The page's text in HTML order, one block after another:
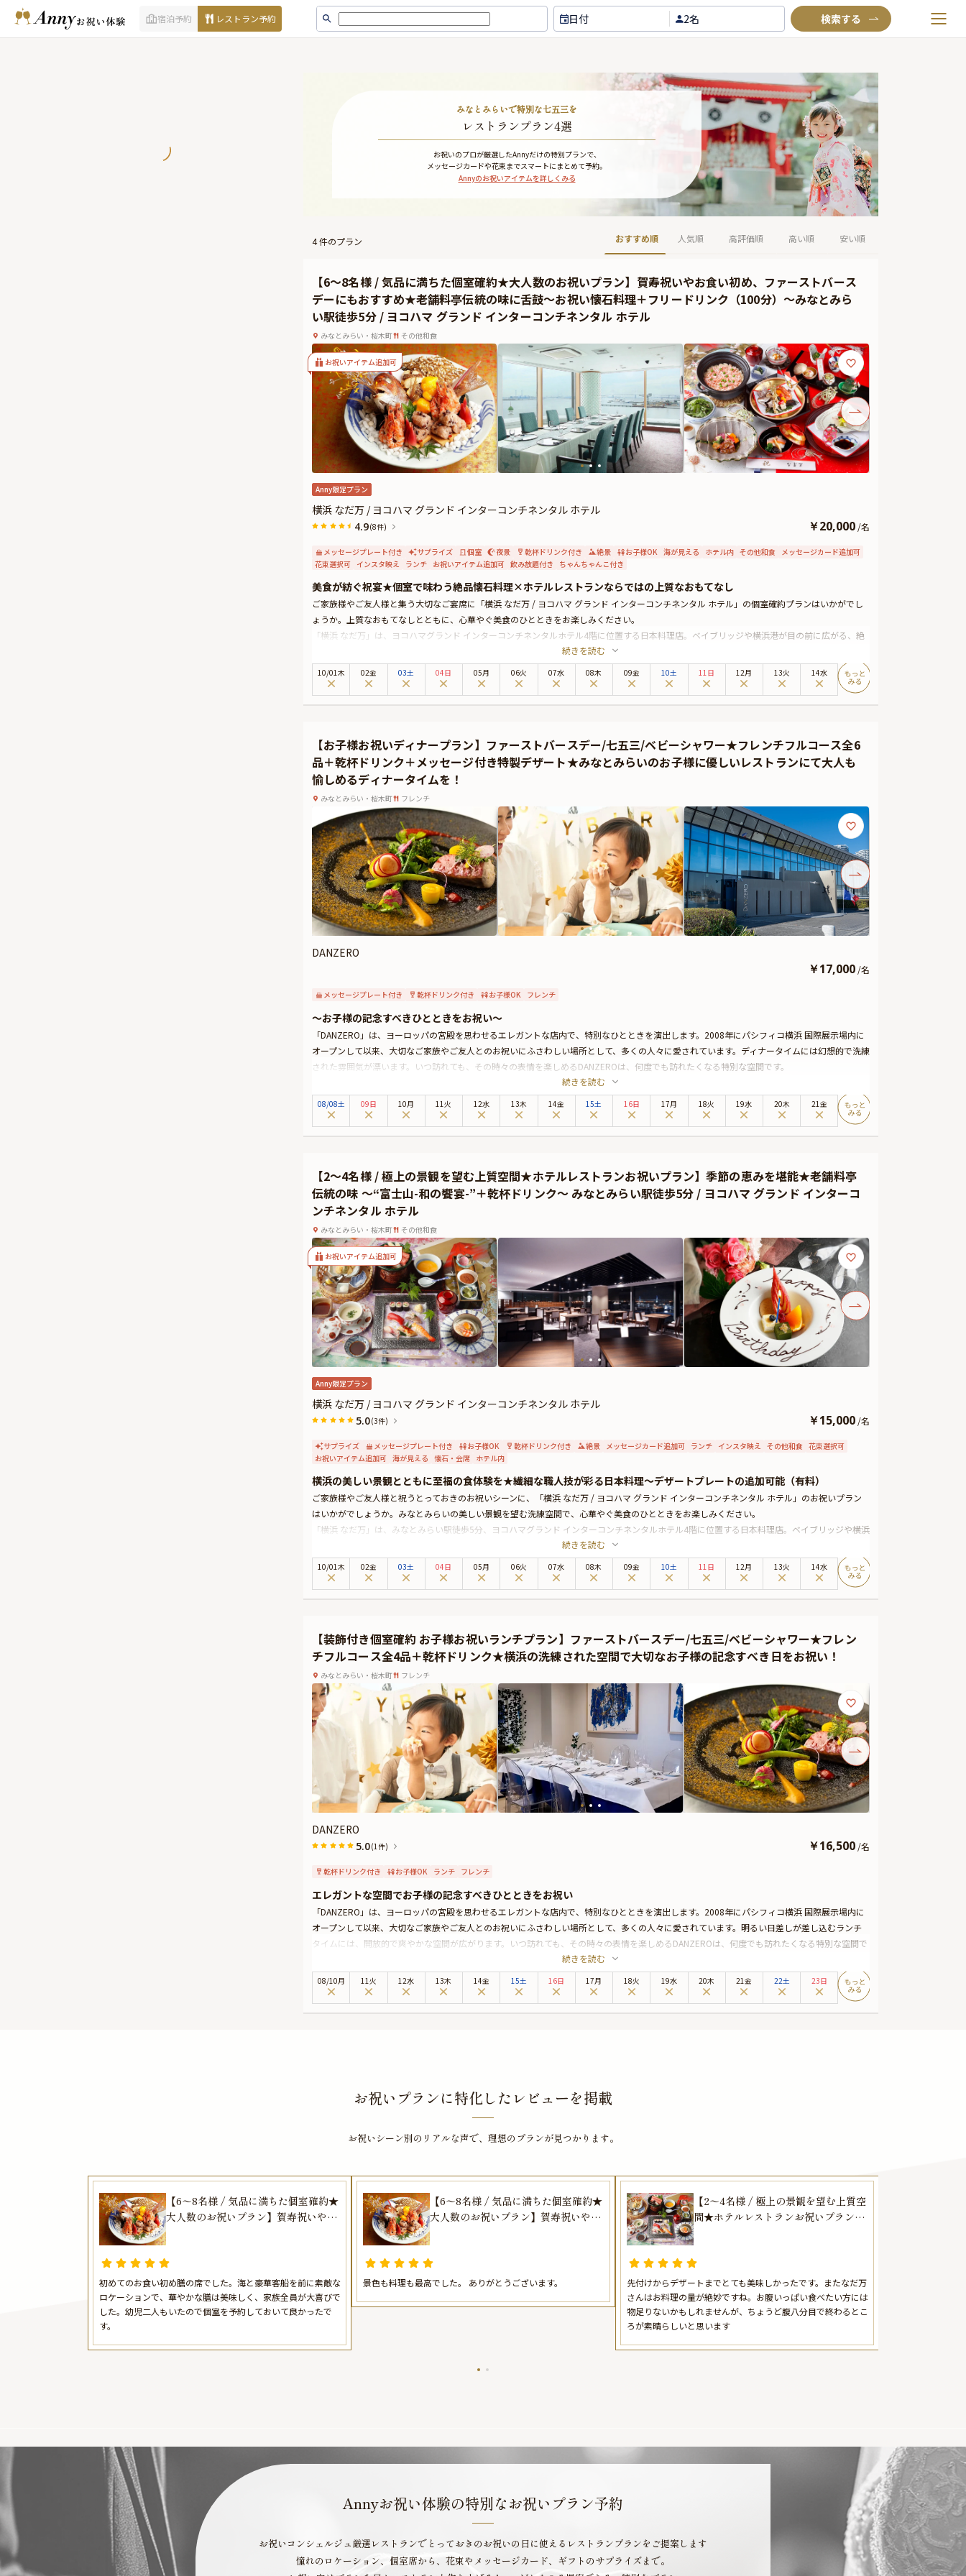
宿泊予約 レストラン予約 日付 2名
閲覧履歴
TOP
Annyお祝い体験について
Annyお祝いアイテムについて
よくあるご質問
お問い合わせ
みなとみらいで特別な七五三を
レストランプラン4選
お祝いのプロが厳選したAnnyだけの特別プランで、
メッセージカードや花束までスマートにまとめて予約。
Annyのお祝いアイテムを詳しくみる
おすすめ順 人気順 高評価順 高い順 安い順
4件のプラン
【6〜8名様 / 気品に満ちた個室確約★大人数のお祝いプラン】賀寿祝いやお食い初め、ファーストバース
デーにもおすすめ★老舗料亭伝統の味に舌鼓〜お祝い懐石料理＋フリードリンク（100分）〜みなとみら
い駅徒歩5分 / ヨコハマ グランド インターコンチネンタル ホテル
みなとみらい・桜木町 その他和食
お祝いアイテム追加可
Anny限定プラン
横浜 なだ万 / ヨコハマ グランド インターコンチネンタル ホテル
4.9(8件) ￥20,000 /名
メッセージプレート付き サプライズ 個室 夜景 乾杯ドリンク付き 絶景 お子様OK 海が見える ホテル内 その他和食 メッセージカード追加可
花束選択可 インスタ映え ランチ お祝いアイテム追加可 飲み放題付き ちゃんちゃんこ付き
美食が紡ぐ祝宴★個室で味わう絶品懐石料理×ホテルレストランならではの上質なおもてなし
ご家族様やご友人様と集う大切なご宴席に「横浜 なだ万 / ヨコハマ グランド インターコンチネンタル ホテル」の個室確約プランはいかがでし
ょうか。上質なおもてなしとともに、心華やぐ美食のひとときをお楽しみください。
「横浜 なだ万」は、ヨコハマグランド インターコンチネンタルホテル4階に位置する日本料理店。ベイブリッジや横浜港が目の前に広がる、絶
好のベイサイドロケーションは、特別なひとときに最適です。個室をご用意しておりますので、小さなお子様連れでのお祝いや賀寿祝い、歓送
迎会にもおすすめです。周りを気にせず寛げるプライベート空間では、自然と会話も弾み、和やかな祝宴となることでしょう。
お召し上がりいただくのは、目にも鮮やかなお祝い懐石。さらに本プランでは、会話が自然と弾むおもてなしとして最適な、フリードリンクを
ご提供いたします。美しい器やしつらえと共に、季節の恵みを五感でお楽しみください。「横浜 なだ万」が至福の食体験をお届けいたします。
セージカードなどをお付けすることが出来ます。メッセージカードは着席時に、花束やギフトは食後にご予約主様にお渡し致しますので、是非
サプライズ演出にお役立てください。
続きを読む
10/01木 02金 03土 04日 05月 06火 07水 08木 09金 10土 11日 12月 13火 14水
【お子様お祝いディナープラン】ファーストバースデー/七五三/ベビーシャワー★フレンチフルコース全6
品＋乾杯ドリンク＋メッセージ付き特製デザート★みなとみらいのお子様に優しいレストランにて大人も
愉しめるディナータイムを！
みなとみらい・桜木町 フレンチ
DANZERO
￥17,000 /名
メッセージプレート付き 乾杯ドリンク付き お子様OK フレンチ
～お子様の記念すべきひとときをお祝い～
「DANZERO」は、ヨーロッパの宮殿を思わせるエレガントな店内で、特別なひとときを演出します。2008年にパシフィコ横浜 国際展示場内に
オープンして以来、大切なご家族やご友人とのお祝いにふさわしい場所として、多くの人々に愛されています。ディナータイムには幻想的で洗練
された雰囲気が漂います。いつ訪れても、その時々の表情を楽しめるDANZEROは、何度でも訪れたくなる特別な空間です。
ここでは、素材の魅力を最大限に引き出した本格フレンチが提供されており、五感で楽しむことができる美しい料理が魅力です。ベビーシャワ
ーやファーストバースデー、七五三などのお祝いにもぴったりな本プランでは、全6品のフレンチフルコースをご用意いたします。
そしてお子様向けの特別メニューもご用意しています。オプションで個室や個室の装飾も可能なため、プライベートな空間で特別な時間を過ご
すことができます。
続きを読む
08/08土 09日 10月 11火 12水 13木 14金 15土 16日 17月 18火 19水 20木 21金
【2〜4名様 / 極上の景観を望む上質空間★ホテルレストランお祝いプラン】季節の恵みを堪能★老舗料亭
伝統の味 〜“富士山-和の饗宴-”＋乾杯ドリンク〜 みなとみらい駅徒歩5分 / ヨコハマ グランド インターコ
ンチネンタル ホテル
みなとみらい・桜木町 その他和食
お祝いアイテム追加可
Anny限定プラン
横浜 なだ万 / ヨコハマ グランド インターコンチネンタル ホテル
5.0(3件) ￥15,000 /名
サプライズ メッセージプレート付き お子様OK 乾杯ドリンク付き 絶景 メッセージカード追加可 ランチ インスタ映え その他和食 花束選択可
お祝いアイテム追加可 海が見える 懐石・会席 ホテル内
横浜の美しい景観とともに至福の食体験を★繊細な職人技が彩る日本料理〜デザートプレートの追加可能（有料）
ご家族様やご友人様と祝うとっておきのお祝いシーンに、「横浜 なだ万 / ヨコハマ グランド インターコンチネンタル ホテル」のお祝いプラン
はいかがでしょうか。みなとみらいの美しい景観を望む洗練空間で、心華やぐ美食のひとときをお楽しみください。
「横浜 なだ万」は、みなとみらい駅徒歩5分、ヨコハマグランド インターコンチネンタルホテル4階に位置する日本料理店。ベイブリッジや横浜
港が目の前に広がる、絶好のベイサイドロケーションは、特別なひとときに最適です。お席は、ゆったりと寛げるテーブル席をご用意。ホテル
ならではの心地良いおもてなしとともに優雅な美食体験をお楽しみいただけます。
本プランでお召し上がりいただくのは、目にも鮮やかな “富士山-和の饗宴-”。さらに、乾杯ドリンクを特典としてご提供いたします。繊細な職
人技光る逸品が、特別な日の思い出をより華やかに彩ることでしょう。美しい器やしつらえと共に、季節の恵みを五感でお楽しみください。
をお付けすることが出来ます。メッセージカードは着席時に、花束やギフトは食後にご予約主様にお渡し致しますので、是非サプライズ演出に
お役立てください。
続きを読む
10/01木 02金 03土 04日 05月 06火 07水 08木 09金 10土 11日 12月 13火 14水
【装飾付き個室確約 お子様お祝いランチプラン】ファーストバースデー/七五三/ベビーシャワー★フレン
チフルコース全4品＋乾杯ドリンク★横浜の洗練された空間で大切なお子様の記念すべき日をお祝い！
みなとみらい・桜木町 フレンチ
DANZERO
5.0(1件) ￥16,500 /名
乾杯ドリンク付き お子様OK ランチ フレンチ
エレガントな空間でお子様の記念すべきひとときをお祝い
「DANZERO」は、ヨーロッパの宮殿を思わせるエレガントな店内で、特別なひとときを演出します。2008年にパシフィコ横浜 国際展示場内に
オープンして以来、大切なご家族やご友人とのお祝いにふさわしい場所として、多くの人々に愛されています。明るい日差しが差し込むランチ
タイムには、開放的で爽やかな空間が広がります。いつ訪れても、その時々の表情を楽しめるDANZEROは、何度でも訪れたくなる特別な空間で
ここでは、素材の魅力を最大限に引き出した本格フレンチが提供されており、五感で楽しむことができる美しい料理が魅力です。ベビーシャワ
ーやファーストバースデー、七五三などのお祝いにもぴったりな本プランでは、全5品のフレンチフルコースをご用意いたします。
そしてお子様向けの特別メニューもご用意しています。さらにご案内するお席は装飾が施された完全個室。プライベートな空間で特別な時間を
続きを読む
08/10月 11火 12水 13木 14金 15土 16日 17月 18火 19水 20木 21金 22土 23日
お祝いプランに特化したレビューを掲載
お祝いシーン別のリアルな声で、 理想のプランが見つかります。
【6〜8名様 / 気品に満ちた個室確約★
大人数のお祝いプラン】賀寿祝いやお
お祝い懐石料理＋フリードリンク
（100分）〜みなとみらい駅徒歩5分 /
ヨコハマ グランド インターコンチネ
ンタル ホテル
初めてのお食い初め膳の席でした。海と豪華客船を前に素敵な
ロケーションで、華やかな膳は美味しく、家族全員が大喜びで
した。幼児二人もいたので個室を予約しておいて良かったで
す。
【6〜8名様 / 気品に満ちた個室確約★
大人数のお祝いプラン】賀寿祝いやお
お祝い懐石料理＋フリードリンク
（100分）〜みなとみらい駅徒歩5分 /
ンタル ホテル
景色も料理も最高でした。 ありがとうございます。
【2〜4名様 / 極上の景観を望む上質空
間★ホテルレストランお祝いプラン】
みなとみらい駅徒歩5分 / ヨコハマ グ
ランド インターコンチネンタル ホテ
ル
先付けからデザートまでとても美味しかったです。またなだ万
さんはお料理の量が絶妙ですね。お腹いっぱい食べたい方には
物足りないかもしれませんが、ちょうど腹八分目で終わるとこ
ろが素晴らしいと思います
Annyお祝い体験の特別なお祝いプラン予約
お祝いコンシェルジュ厳選レストランで とっておきのお祝いの日に使える レストランプランをご提案します
憧れのロケーション、個室席から、 花束やメッセージカード、 ギフトのサプライズまで。